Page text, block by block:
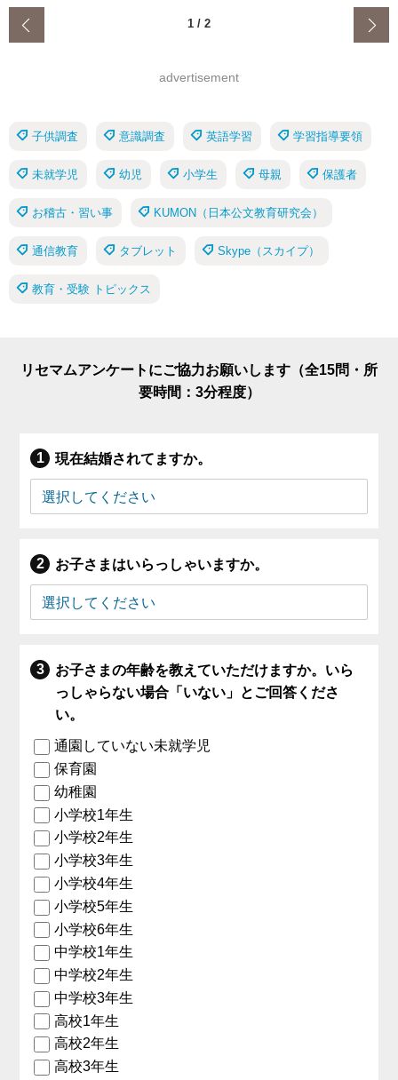
1 / 2
advertisement
子供調査 意識調査 英語学習 学習指導要領
未就学児 幼児 小学生 母親 保護者
お稽古・習い事 KUMON（日本公文教育研究会）
通信教育 タブレット Skype（スカイプ）
教育・受験 トピックス
リセマムアンケートにご協力お願いします（全15問・所
要時間：3分程度）
現在結婚されてますか。
お子さまはいらっしゃいますか。
お子さまの年齢を教えていただけますか。いら
っしゃらない場合「いない」とご回答くださ
い。
通園していない未就学児
保育園
幼稚園
小学校1年生
小学校2年生
小学校3年生
小学校4年生
小学校5年生
小学校6年生
中学校1年生
中学校2年生
中学校3年生
高校1年生
高校2年生
高校3年生